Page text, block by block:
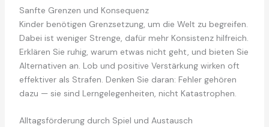
Sanfte Grenzen und Konsequenz
Kinder benötigen Grenzsetzung, um die Welt zu begreifen.
Dabei ist weniger Strenge, dafür mehr Konsistenz hilfreich.
Erklären Sie ruhig, warum etwas nicht geht, und bieten Sie
Alternativen an. Lob und positive Verstärkung wirken oft
effektiver als Strafen. Denken Sie daran: Fehler gehören
dazu — sie sind Lerngelegenheiten, nicht Katastrophen.
Alltagsförderung durch Spiel und Austausch